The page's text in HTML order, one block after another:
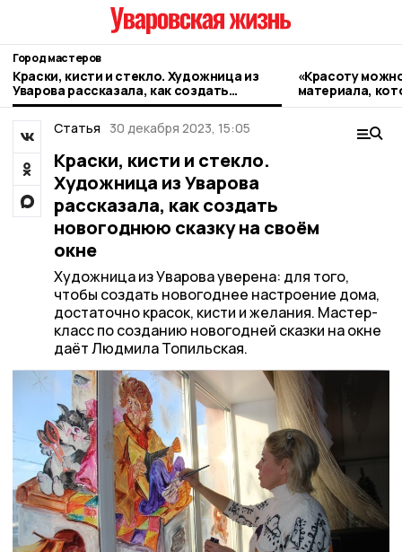
Город мастеров
Краски, кисти и стекло. Художница из
Уварова рассказала, как создать
новогоднюю сказку на своём окне
«Красоту
материала,
Жительница
Статья 30 декабря 2023, 15:05
Краски, кисти и стекло.
Художница из Уварова
рассказала, как создать
новогоднюю сказку на своём
окне
Художница из Уварова уверена: для того,
чтобы создать новогоднее настроение дома,
достаточно красок, кисти и желания. Мастер-
класс по созданию новогодней сказки на окне
даёт Людмила Топильская.